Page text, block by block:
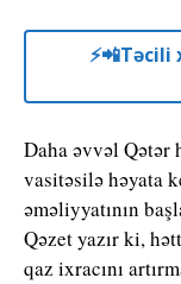
Daha əvvəl Qətər
vasitəsilə həyata
əməliyyatının
Qəzet yazır ki,
qaz ixracını